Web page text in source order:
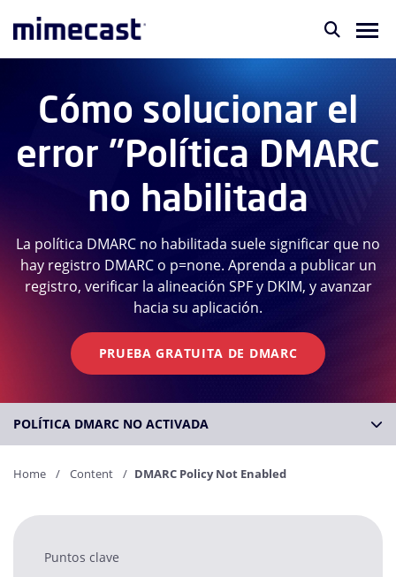
Cómo solucionar el
error "Política DMARC
no habilitada
La política DMARC no habilitada suele significar que no
hay registro DMARC o p=none. Aprenda a publicar un
registro, verificar la alineación SPF y DKIM, y avanzar
hacia su aplicación.
PRUEBA GRATUITA DE DMARC
POLÍTICA DMARC NO ACTIVADA
Home Content DMARC Policy Not Enabled
Puntos clave